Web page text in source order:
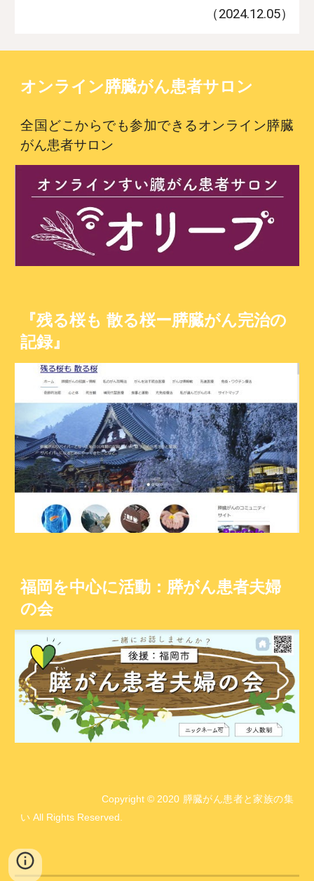
（2024.12.05）
オンライン膵臓がん患者サロン
全国どこからでも参加できるオンライン膵臓
がん患者サロン
『残る桜も 散る桜ー膵臓がん完治の
記録』
福岡を中心に活動：膵がん患者夫婦
の会
Copyright © 2020 膵臓がん患者と家族の集
い All Rights Reserved.